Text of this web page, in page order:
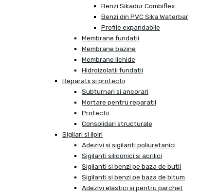
Benzi Sikadur Combiflex
Benzi din PVC Sika Waterbar
Profile expandabile
Membrane fundatii
Membrane bazine
Membrane lichide
Hidroizolatii fundatii
Reparatii si protectii
Subturnari si ancorari
Mortare pentru reparatii
Protectii
Consolidari structurale
Sigilari si lipiri
Adezivi si sigilanti poliuretanici
Sigilanti siliconici si acrilici
Sigilanti si benzi pe baza de butil
Sigilanti si benzi pe baza de bitum
Adezivi elastici si pentru parchet